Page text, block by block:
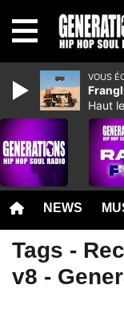
NEWS
Tags -
v8 -
VOUS
Haut